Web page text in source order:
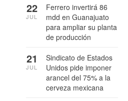
Ferrero invertirá 86
mdd en Guanajuato
para ampliar su planta
de producción
22
JUL
Sindicato de Estados
Unidos pide imponer
arancel del 75% a la
cerveza mexicana
21
JUL